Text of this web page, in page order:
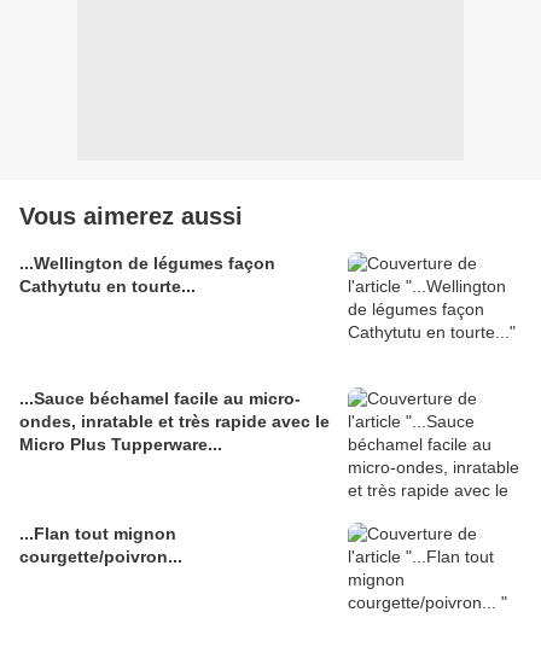
Vous aimerez aussi
...Wellington de légumes façon
Cathytutu en tourte...
...Sauce béchamel facile au micro-
ondes, inratable et très rapide avec le
Micro Plus Tupperware...
...Flan tout mignon
courgette/poivron...